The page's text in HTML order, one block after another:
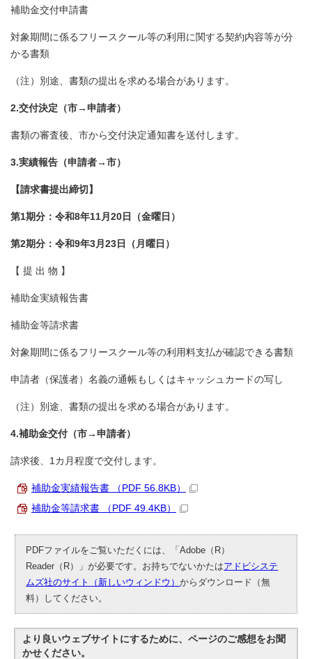
補助金交付申請書
対象期間に係るフリースクール等の利用に関する契約内容等が分
かる書類
（注）別途、書類の提出を求める場合があります。
2.交付決定（市→申請者）
書類の審査後、市から交付決定通知書を送付します。
3.実績報告（申請者→市）
【請求書提出締切】
第1期分：令和8年11月20日（金曜日）
第2期分：令和9年3月23日（月曜日）
【 提 出 物 】
補助金実績報告書
補助金等請求書
対象期間に係るフリースクール等の利用料支払が確認できる書類
申請者（保護者）名義の通帳もしくはキャッシュカードの写し
（注）別途、書類の提出を求める場合があります。
4.補助金交付（市→申請者）
請求後、1カ月程度で交付します。
補助金実績報告書 （PDF 56.8KB）
補助金等請求書 （PDF 49.4KB）
PDFファイルをご覧いただくには、「Adobe（R）
Reader（R）」が必要です。お持ちでないかたはアドビシステ
ムズ社のサイト（新しいウィンドウ）からダウンロード（無
料）してください。
より良いウェブサイトにするために、ページのご感想をお聞
かせください。